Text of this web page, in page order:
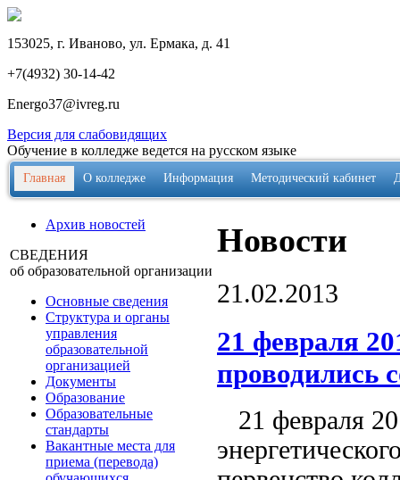
153025, г. Иваново, ул. Ермака, д. 41
+7(4932) 30-14-42
Energo37@ivreg.ru
Версия для слабовидящих
Обучение в колледже ведется на русском языке
Главная О колледже Информация Методический кабинет
Архив новостей
СВЕДЕНИЯ
об образовательной организации
Основные сведения
Структура и органы
управления
образовательной
организацией
Документы
Образование
Образовательные
стандарты
Вакантные места для
приема (перевода)
Новости
21.02.2013
21 февраля
проводились
21 февраля